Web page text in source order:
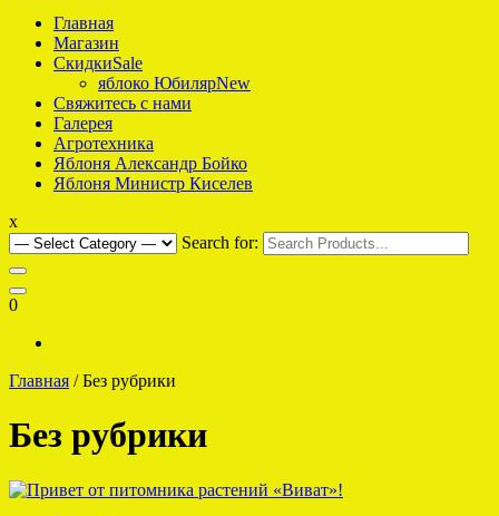
Яблоко что надо
Главная
Магазин
СкидкиSale
яблоко ЮбилярNew
Свяжитесь с нами
Галерея
Агротехника
Яблоня Александр Бойко
Яблоня Министр Киселев
x
Search for:
0
Главная / Без рубрики
Без рубрики